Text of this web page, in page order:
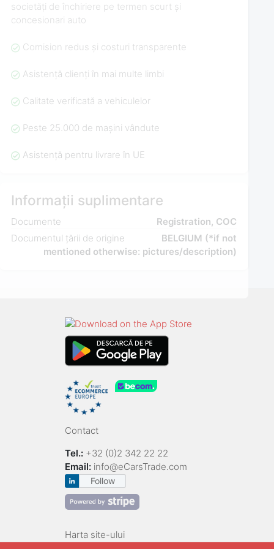
societăți de închiriere pe termen scurt și
concesionari auto
Comision redus și costuri transparente
Asistență clienți în mai multe limbi
Calitate verificată a vehiculelor
Peste 25.000 de mașini vândute
Asistență pentru livrare în UE
Informații suplimentare
Documente
Registration, COC
Documentul țării de origine
BELGIUM (*if not
mentioned otherwise: pictures/description)
Contact
Tel.: +32 (0)2 342 22 22
Email: info@eCarsTrade.com
Follow
Harta site-ului